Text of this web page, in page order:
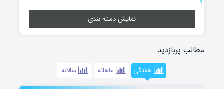
نمایش دسته بندی
مطالب پربازدید
هفتگی ماهانه سالانه